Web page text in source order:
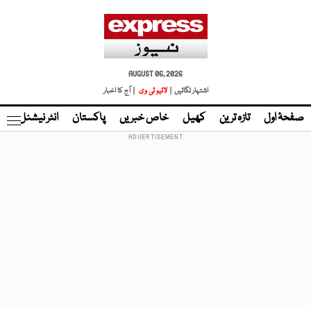
AUGUST 06, 2026
اشتہار لگائیں |
لائیو ٹی وی | آج کا اخبار
صفحۂ اول تازہ ترین کھیل خاص خبریں پاکستان انٹر نیشنل